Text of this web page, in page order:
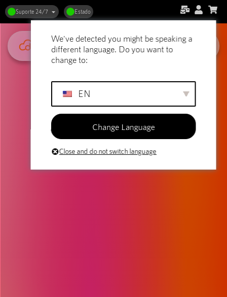
Suporte 24/7 Estado
We've detected you might be speaking a
different language. Do you want to
change to:
EN
Change Language
Close and do not switch language